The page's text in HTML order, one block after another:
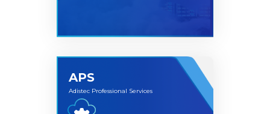
Adistec Enterprise Cloud, es la Unidad de Negocio
APS
Adistec Professional Services